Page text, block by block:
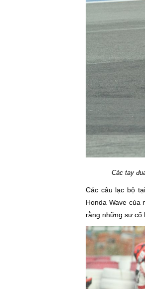
Các tay
Các câu lạc bộ
Honda Wave của
rằng những sự cố